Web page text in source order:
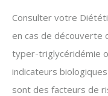
Consulter votre
en cas de découverte
typer-triglycéridémie
indicateurs
sont des facteurs de